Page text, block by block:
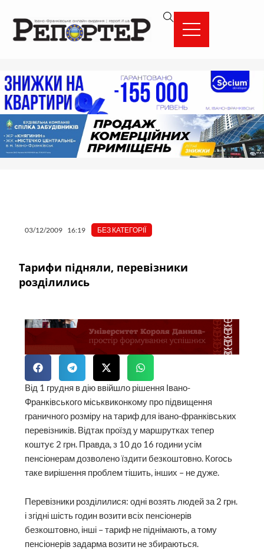
вмісту
03/12/2009 16:19 БЕЗ КАТЕГОРІЇ
Тарифи підняли, перевізники
розділились
Від 1 грудня в дію ввійшло рішення Івано-
Франківського міськвиконкому про підвищення
граничного розміру на тариф для івано-франківських
перевізників. Відтак проїзд у маршрутках тепер
коштує 2 грн. Правда, з 10 до 16 години усім
пенсіонерам дозволено їздити безкоштовно. Когось
таке вирішення проблем тішить, інших – не дуже.
Перевізники розділилися: одні возять людей за 2 грн.
і згідні шість годин возити всіх пенсіонерів
безкоштовно, інші – тариф не піднімають, а тому
пенсіонерів задарма возити не збираються.